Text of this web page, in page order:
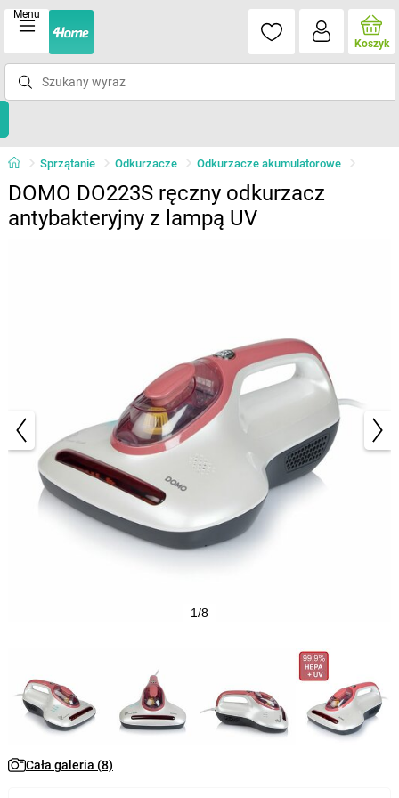
Menu
Koszyk
Sprzątanie Odkurzacze Odkurzacze akumulatorowe
DOMO DO223S ręczny odkurzacz
antybakteryjny z lampą UV
1/8
Cała galeria (8)